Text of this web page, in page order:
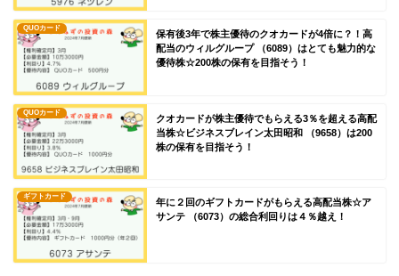
QUOカード
保有後3年で株主優待のクオカードが4倍に？！高
配当のウィルグループ （6089）はとても魅力的な
優待株☆200株の保有を目指そう！
QUOカード
クオカードが株主優待でもらえる3％を超える高配
当株☆ビジネスブレイン太田昭和 （9658）は200
株の保有を目指そう！
ギフトカード
年に２回のギフトカードがもらえる高配当株☆ア
サンテ （6073）の総合利回りは４％越え！